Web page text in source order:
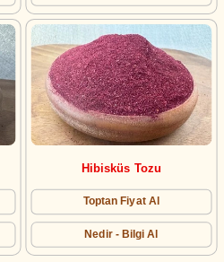
Hibisküs Tozu
Toptan Fiyat Al
Nedir - Bilgi Al